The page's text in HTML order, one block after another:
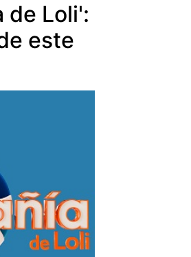
de Loli':
este